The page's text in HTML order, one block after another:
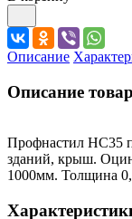
Описание
Описание
Профнастил HС35
зданий, крыш.
1000мм. Толщина